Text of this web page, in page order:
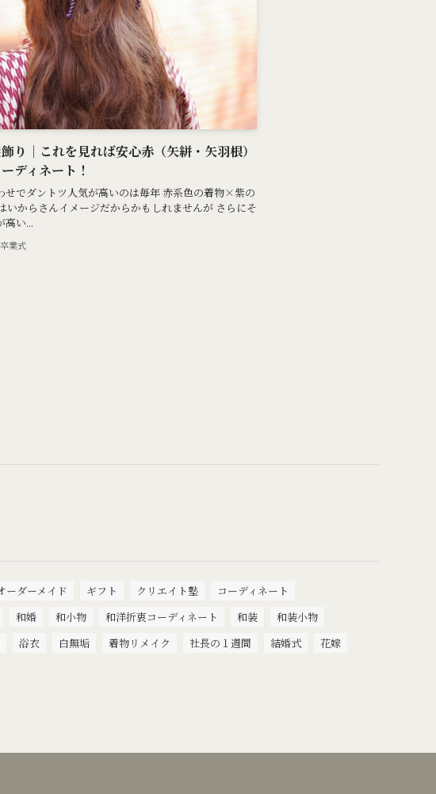
り｜これを見れば安心赤（矢絣・矢羽根）
ディネート！
せでダントツ人気が高いのは毎年 赤系色の着物×紫の
いからさんイメージだからかもしれませんが さらにそ
高い...
卒業式
ーダーメイド ギフト クリエイト塾
コーディネート
和婚 和小物 和洋折衷コーディネート 和装
和装小物
浴衣 白無垢 着物リメイク 社長の１週間 結婚式
花嫁